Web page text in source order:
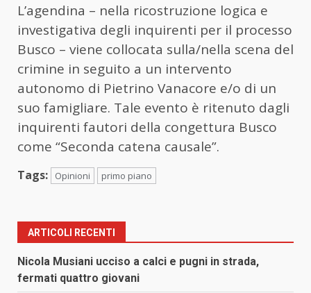
L’agendina – nella ricostruzione logica e
investigativa degli inquirenti per il processo
Busco – viene collocata sulla/nella scena del
crimine in seguito a un intervento
autonomo di Pietrino Vanacore e/o di un
suo famigliare. Tale evento è ritenuto dagli
inquirenti fautori della congettura Busco
come “Seconda catena causale”.
Tags: Opinioni primo piano
ARTICOLI RECENTI
Nicola Musiani ucciso a calci e pugni in strada,
fermati quattro giovani